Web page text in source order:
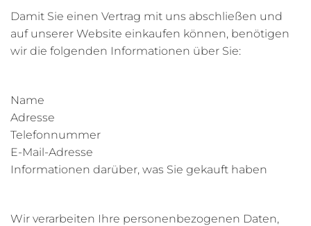
Damit Sie einen Vertrag mit uns abschließen und
auf unserer Website einkaufen können, benötigen
wir die folgenden Informationen über Sie:
Name
Adresse
Telefonnummer
E-Mail-Adresse
Informationen darüber, was Sie gekauft haben
Wir verarbeiten Ihre personenbezogenen Daten,